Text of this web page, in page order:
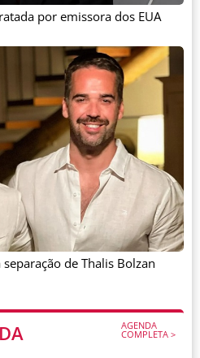
AGENDA
COMPLETA >
por emissora dos EUA
de Thalis Bolzan